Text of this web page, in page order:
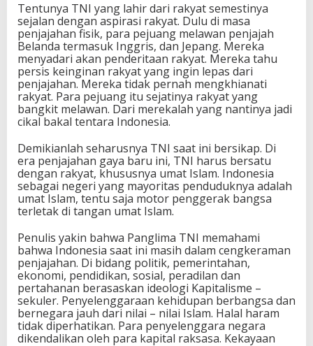
Tentunya TNI yang lahir dari rakyat semestinya
sejalan dengan aspirasi rakyat. Dulu di masa
penjajahan fisik, para pejuang melawan penjajah
Belanda termasuk Inggris, dan Jepang. Mereka
menyadari akan penderitaan rakyat. Mereka tahu
persis keinginan rakyat yang ingin lepas dari
penjajahan. Mereka tidak pernah mengkhianati
rakyat. Para pejuang itu sejatinya rakyat yang
bangkit melawan. Dari merekalah yang nantinya jadi
cikal bakal tentara Indonesia.
Demikianlah seharusnya TNI saat ini bersikap. Di
era penjajahan gaya baru ini, TNI harus bersatu
dengan rakyat, khususnya umat Islam. Indonesia
sebagai negeri yang mayoritas penduduknya adalah
umat Islam, tentu saja motor penggerak bangsa
terletak di tangan umat Islam.
Penulis yakin bahwa Panglima TNI memahami
bahwa Indonesia saat ini masih dalam cengkeraman
penjajahan. Di bidang politik, pemerintahan,
ekonomi, pendidikan, sosial, peradilan dan
pertahanan berasaskan ideologi Kapitalisme –
sekuler. Penyelenggaraan kehidupan berbangsa dan
bernegara jauh dari nilai – nilai Islam. Halal haram
tidak diperhatikan. Para penyelenggara negara
dikendalikan oleh para kapital raksasa. Kekayaan